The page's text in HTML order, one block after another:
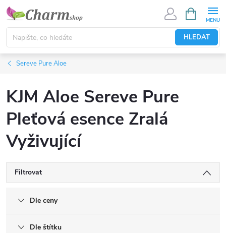
Přejít
obsah
HLEDAT
NÁKUPNÍ
KOŠÍK
Sereve Pure Aloe
KJM Aloe Sereve Pure
Pleťová esence Zralá
Vyživující
Filtrovat
Dle ceny
Dle štítku